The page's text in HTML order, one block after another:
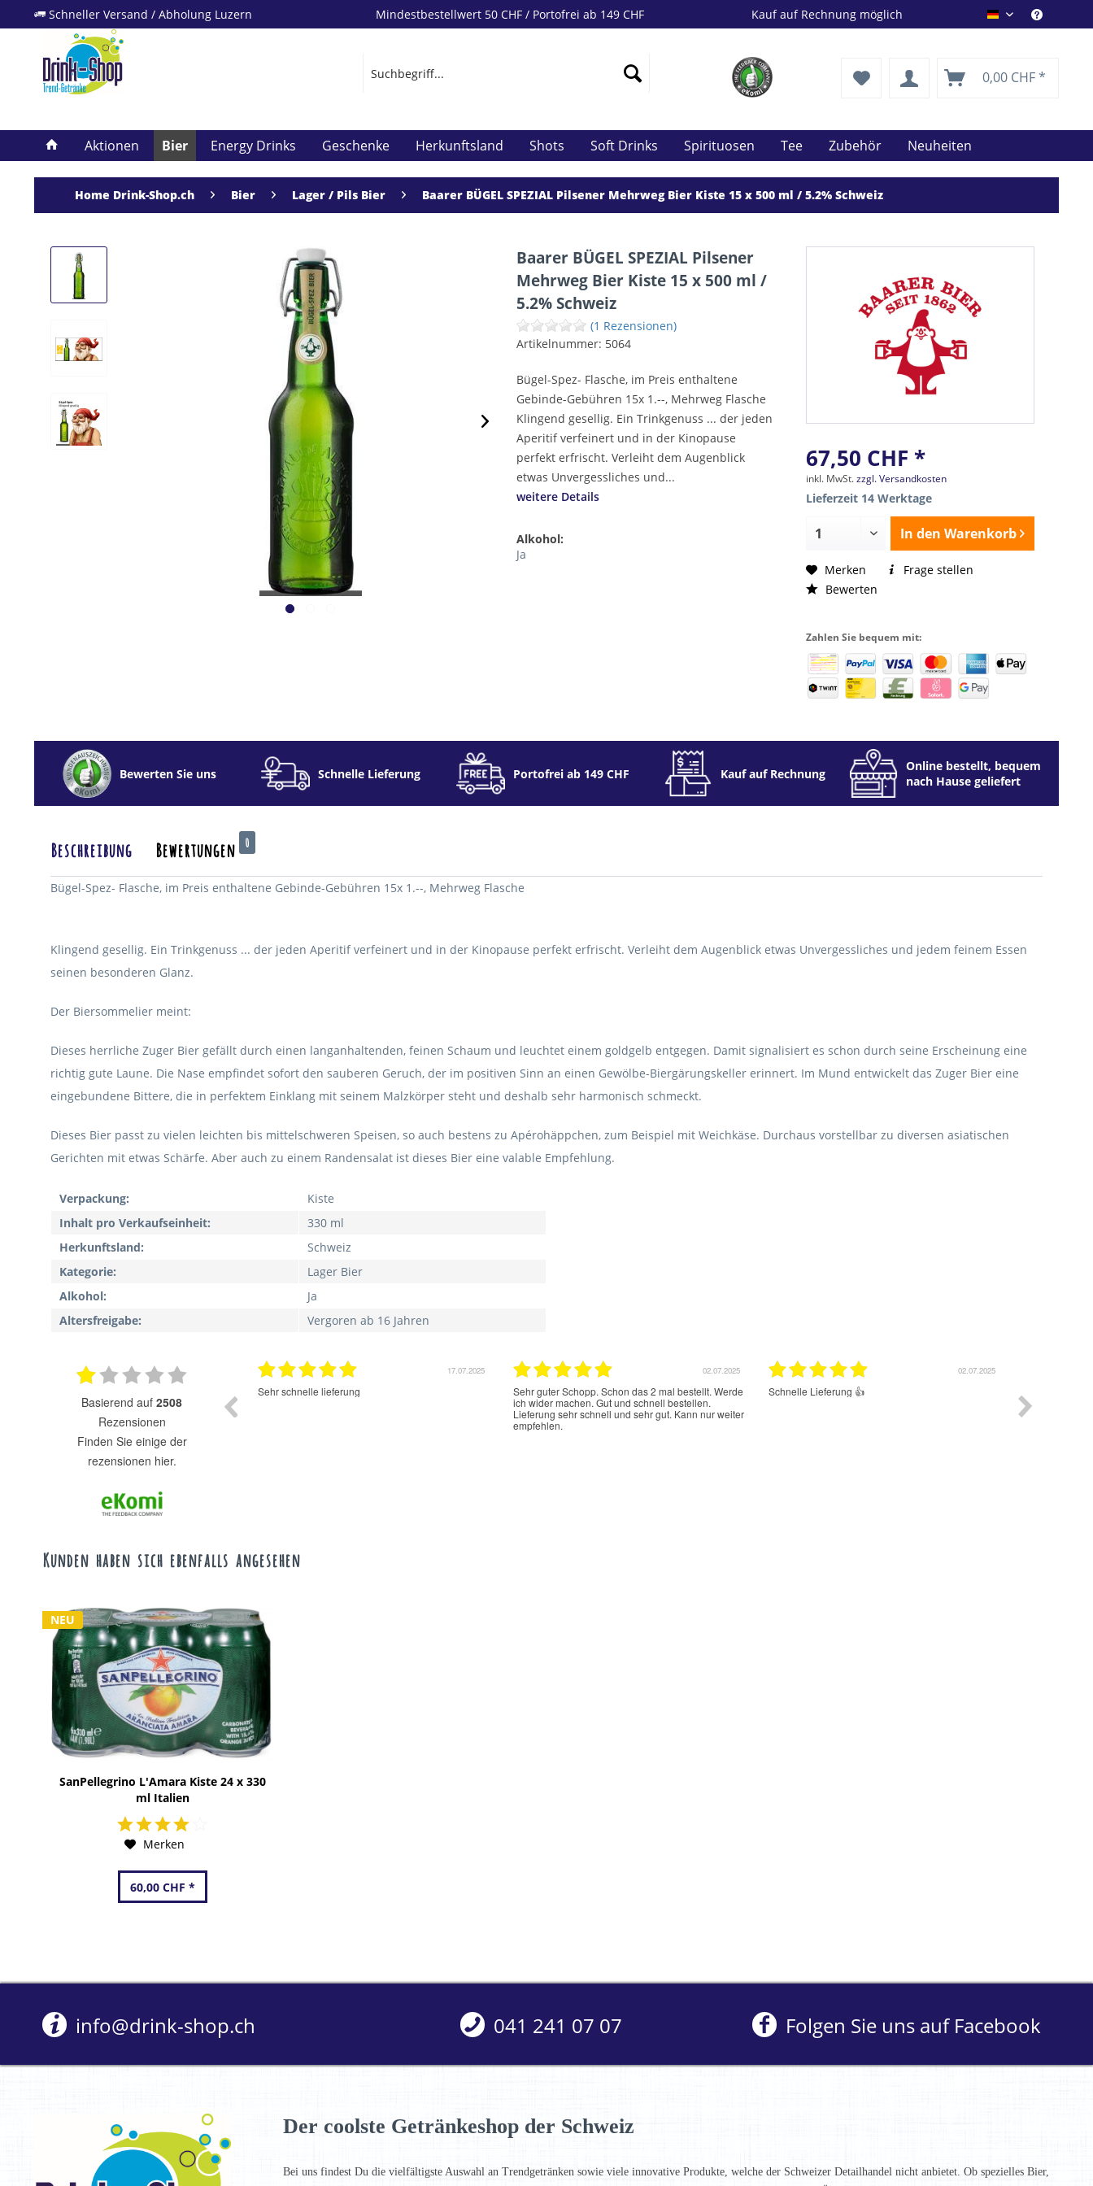
Schneller Versand / Abholung Luzern Mindestbestellwert 50 CHF / Portofrei ab 149 CHF Kauf auf Rechnung möglich Drink Shop DE
0,00 CHF *
Aktionen Bier Energy Drinks Geschenke Herkunftsland Shots Soft Drinks Spirituosen Tee Zubehör Neuheiten
Home Drink-Shop.ch Bier Lager / Pils Bier Baarer BÜGEL SPEZIAL Pilsener Mehrweg Bier Kiste 15 x 500 ml / 5.2% Schweiz
Baarer BÜGEL SPEZIAL Pilsener
Mehrweg Bier Kiste 15 x 500 ml /
5.2% Schweiz
(1 Rezensionen)
Artikelnummer: 5064
Bügel-Spez- Flasche, im Preis enthaltene
Gebinde-Gebühren 15x 1.--, Mehrweg Flasche
Klingend gesellig. Ein Trinkgenuss ... der jeden
Aperitif verfeinert und in der Kinopause
perfekt erfrischt. Verleiht dem Augenblick
etwas Unvergessliches und...
weitere Details
Alkohol:
Ja
67,50 CHF *
inkl. MwSt.zzgl. Versandkosten
Lieferzeit 14 Werktage
In den Warenkorb
Merken
Bewerten
Frage stellen
Zahlen Sie bequem mit:
Bewerten Sie uns Schnelle Lieferung Portofrei ab 149 CHF Kauf auf Rechnung
Online bestellt, bequem
nach Hause geliefert
Beschreibung Bewertungen 0
Bügel-Spez- Flasche, im Preis enthaltene Gebinde-Gebühren 15x 1.--, Mehrweg Flasche
Klingend gesellig. Ein Trinkgenuss ... der jeden Aperitif verfeinert und in der Kinopause perfekt erfrischt. Verleiht dem Augenblick etwas Unvergessliches und jedem feinem Essen
seinen besonderen Glanz.
Der Biersommelier meint:
Dieses herrliche Zuger Bier gefällt durch einen langanhaltenden, feinen Schaum und leuchtet einem goldgelb entgegen. Damit signalisiert es schon durch seine Erscheinung eine
richtig gute Laune. Die Nase empfindet sofort den sauberen Geruch, der im positiven Sinn an einen Gewölbe-Biergärungskeller erinnert. Im Mund entwickelt das Zuger Bier eine
eingebundene Bittere, die in perfektem Einklang mit seinem Malzkörper steht und deshalb sehr harmonisch schmeckt.
Dieses Bier passt zu vielen leichten bis mittelschweren Speisen, so auch bestens zu Apérohäppchen, zum Beispiel mit Weichkäse. Durchaus vorstellbar zu diversen asiatischen
Gerichten mit etwas Schärfe. Aber auch zu einem Randensalat ist dieses Bier eine valable Empfehlung.
Verpackung:
Kiste
Inhalt pro Verkaufseinheit:
330 ml
Herkunftsland:
Schweiz
Kategorie:
Lager Bier
Alkohol:
Ja
Altersfreigabe:
Vergoren ab 16 Jahren
basierend auf 2508
Rezensionen
finden Sie einige der
rezensionen hier.
17.07.2025
Sehr schnelle lieferung
02.07.2025
Sehr guter Schopp. Schon das 2 mal bestellt. Werde
ich wider machen. Gut und schnell bestellen.
Lieferung sehr schnell und sehr gut. Kann nur weiter
empfehlen.
02.07.2025
Schnelle Lieferung 👍
Geschmack.
Süssstofe ist.
Kunden haben sich ebenfalls angesehen
NEU
SanPellegrino L'Amara Kiste 24 x 330
ml Italien
Merken
60,00 CHF *
info@drink-shop.ch 041 241 07 07 Folgen Sie uns auf Facebook
Der coolste Getränkeshop der Schweiz
Bei uns findest Du die vielfältigste Auswahl an Trendgetränken sowie viele innovative Produkte, welche der Schweizer Detailhandel nicht anbietet. Ob spezielles Bier,